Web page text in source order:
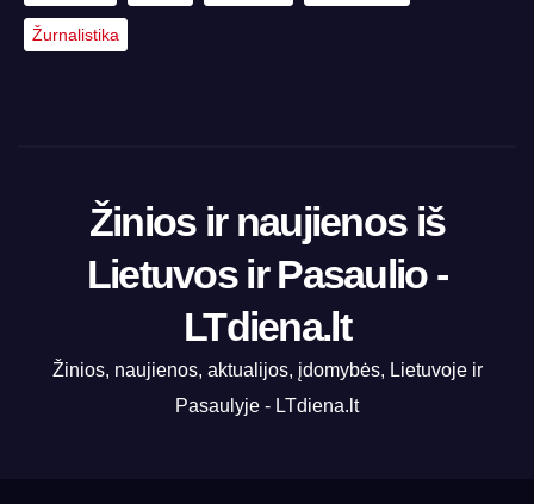
Žurnalistika
Žinios ir naujienos iš
Lietuvos ir Pasaulio -
LTdiena.lt
Žinios, naujienos, aktualijos, įdomybės, Lietuvoje ir
Pasaulyje - LTdiena.lt